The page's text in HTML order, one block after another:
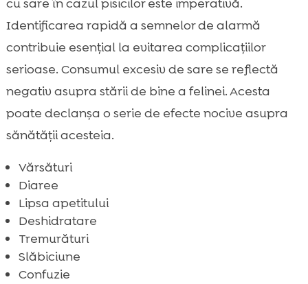
cu sare în cazul pisicilor este imperativă.
Identificarea rapidă a semnelor de alarmă
contribuie esențial la evitarea complicațiilor
serioase. Consumul excesiv de sare se reflectă
negativ asupra stării de bine a felinei. Acesta
poate declanșa o serie de efecte nocive asupra
sănătății acesteia.
Vărsături
Diaree
Lipsa apetitului
Deshidratare
Tremurături
Slăbiciune
Confuzie